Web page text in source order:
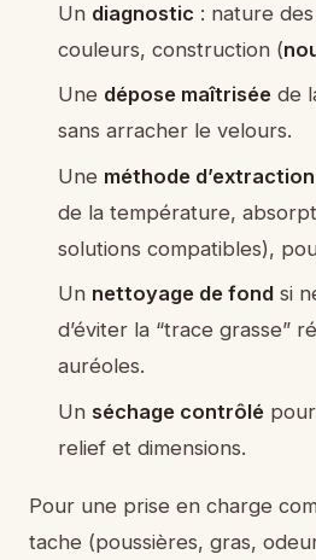
Un diagnostic : nature
couleurs, construction (
Une dépose maîtriséede
sans arracher le velours.
Une méthode d’extraction
de la température,
solutions compatibles),
Un nettoyage de fondsi
d’éviter la “trace grasse”
auréoles.
Un séchage contrôlépour
relief et dimensions.
Pour une prise en charge
tache (poussières, gras,